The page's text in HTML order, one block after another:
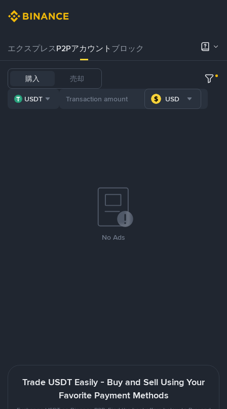
エクスプレスP2Pアカウント ブロック
購入 売却
USDT USD
No Ads
Trade USDT Easily - Buy and Sell Using Your
Favorite Payment Methods